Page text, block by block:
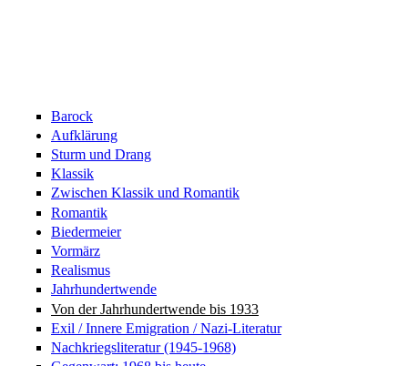
Barock
Aufklärung
Sturm und Drang
Klassik
Zwischen Klassik und Romantik
Romantik
Biedermeier
Vormärz
Realismus
Jahrhundertwende
Von der Jahrhundertwende bis 1933
Exil / Innere Emigration / Nazi-Literatur
Nachkriegsliteratur (1945-1968)